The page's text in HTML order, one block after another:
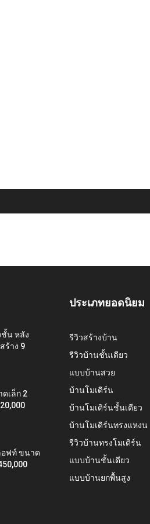
ชั้น หลัง
ร้าง 9
เล็ก 2
ฟท์ ขนาด
ประเภทยอดนิยม
รีวิวสร้างบ้าน
รีวิวบ้านชั้นเดียว
แบบบ้านสวย
บ้านโมเดิร์น
บ้านโมเดิร์นชั้นเดียว
บ้านโมเดิร์นทรงแหงน
รีวิวบ้านทรงโมเดิร์น
แบบบ้านชั้นเดียว
แบบบ้านยกพื้นสูง